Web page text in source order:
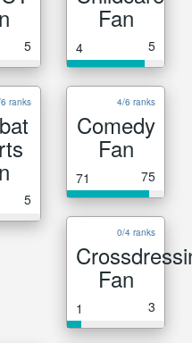
5
Fan
4 5
ranks
5
4/6 ranks
Comedy
Fan
71 75
0/4 ranks
Fan
1 3